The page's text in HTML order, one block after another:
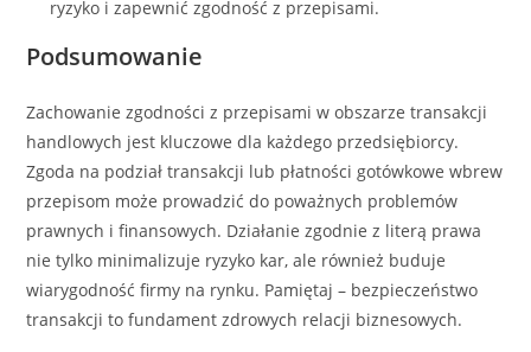
ryzyko i zapewnić zgodność z przepisami.
Podsumowanie
Zachowanie zgodności z przepisami w obszarze transakcji
handlowych jest kluczowe dla każdego przedsiębiorcy.
Zgoda na podział transakcji lub płatności gotówkowe wbrew
przepisom może prowadzić do poważnych problemów
prawnych i finansowych. Działanie zgodnie z literą prawa
nie tylko minimalizuje ryzyko kar, ale również buduje
wiarygodność firmy na rynku. Pamiętaj – bezpieczeństwo
transakcji to fundament zdrowych relacji biznesowych.